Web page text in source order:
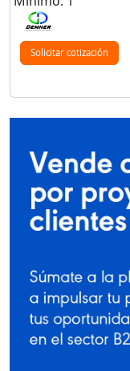
Solicitar cotización